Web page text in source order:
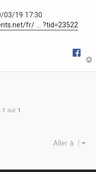
03/19 17:30
fr/ ... ?tid=23522
1 sur 1
Aller à